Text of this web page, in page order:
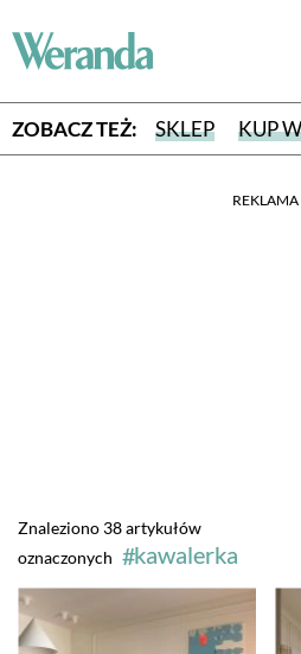
ZOBACZ TEŻ: SKLEP KUP
REKLAMA
Znaleziono 38 artykułów
oznaczonych
kawalerka